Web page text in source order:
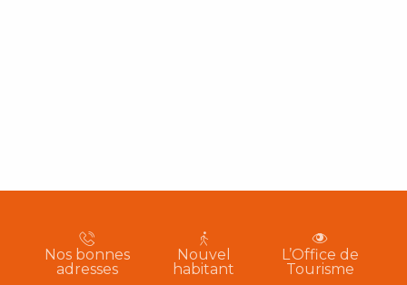
Nos bonnes
adresses
Nouvel
habitant
L’Office de
Tourisme